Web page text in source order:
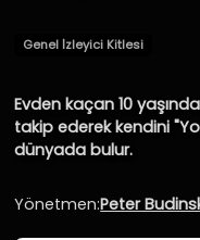
Genel İzleyici Kitlesi
Evden kaçan 10
takip ederek kendini
dünyada bulur.
Yönetmen:Peter